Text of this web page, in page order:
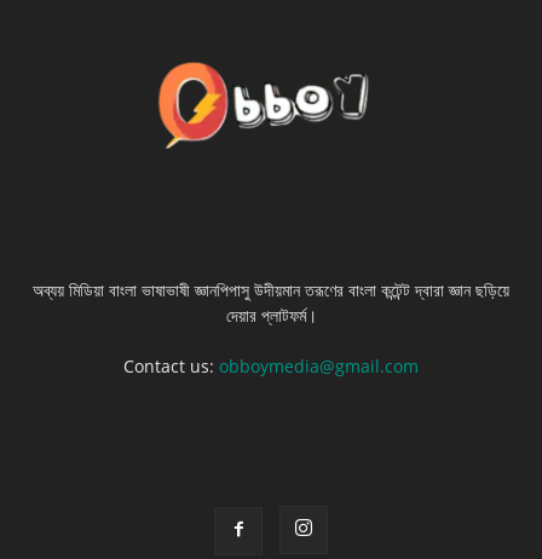
অব্যয় মিডিয়া বাংলা ভাষাভাষী জ্ঞানপিপাসু উদীয়মান তরূণের বাংলা কন্টেন্ট দ্বারা জ্ঞান ছড়িয়ে
দেয়ার প্লাটফর্ম।
Contact us: obboymedia@gmail.com